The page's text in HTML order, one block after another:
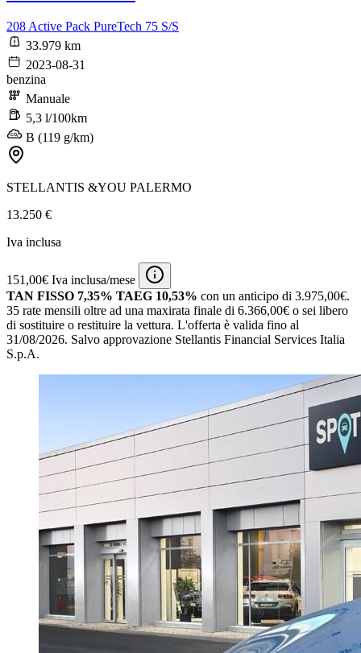
208 Active Pack PureTech 75 S/S
33.979 km
2023-08-31
benzina
Manuale
5,3 l/100km
B (119 g/km)
STELLANTIS &YOU PALERMO
13.250 €
Iva inclusa
151,00€ Iva inclusa/mese
TAN FISSO 7,35% TAEG 10,53% con un anticipo di 3.975,00€.
35 rate mensili oltre ad una maxirata finale di 6.366,00€ o sei libero
di sostituire o restituire la vettura. L'offerta è valida fino al
31/08/2026. Salvo approvazione Stellantis Financial Services Italia
S.p.A.